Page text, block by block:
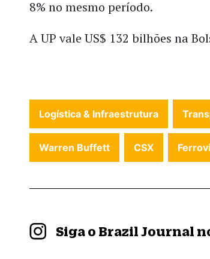
8% no mesmo período.
A UP vale US$ 132 bilhões na
Logística & Infraestrutura
Warren Buffett CSX
Siga o Brazil Journal